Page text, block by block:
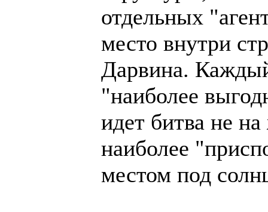
отдельных
место внутри
Дарвина.
"наиболее
идет битва не
наиболее
местом под